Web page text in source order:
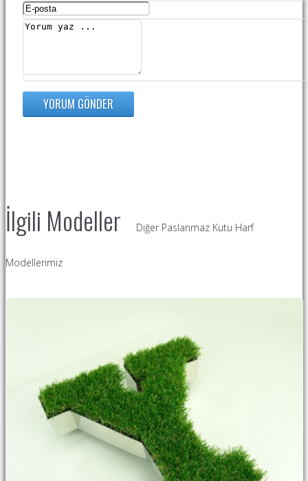
İlgili Modeller Diğer Paslanmaz Kutu Harf
Modellerimiz